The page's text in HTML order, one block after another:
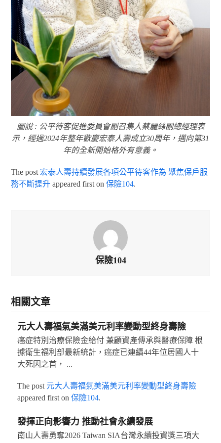
圖說 : 公平待客促進委員會副召集人蔡麗絲副總經理表
示，經過2024年整年歡慶宏泰人壽成立30周年，邁向第31
年的全新開始格外有意義。
The post 宏泰人壽持續發展各項公平待客作為 聚焦保戶服
務不斷提升 appeared first on保險104.
保險104
相關文章
元大人壽福氣美滿美元利率變動型終身壽險
癌症特別治療保險金給付 兼顧資產傳承與醫療保障 根
據衛生福利部最新統計，癌症已連續44年位居國人十
大死因之首， ...
The post 元大人壽福氣美滿美元利率變動型終身壽險
appeared first on 保險104.
發揮正向影響力 推動社會永續發展
南山人壽勇奪2026 Taiwan SIA台灣永續投資獎三項大